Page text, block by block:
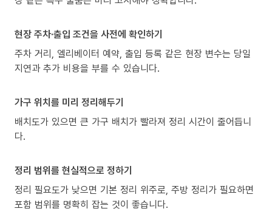
현장 주차·출입 조건을 사전에 확인하기
주차 거리, 엘리베이터 예약, 출입 등록 같은 현장 변수는 당일
지연과 추가 비용을 부를 수 있습니다.
가구 위치를 미리 정리해두기
배치도가 있으면 큰 가구 배치가 빨라져 정리 시간이 줄어듭니
다.
정리 범위를 현실적으로 정하기
정리 필요도가 낮으면 기본 정리 위주로, 주방 정리가 필요하면
포함 범위를 명확히 잡는 것이 좋습니다.